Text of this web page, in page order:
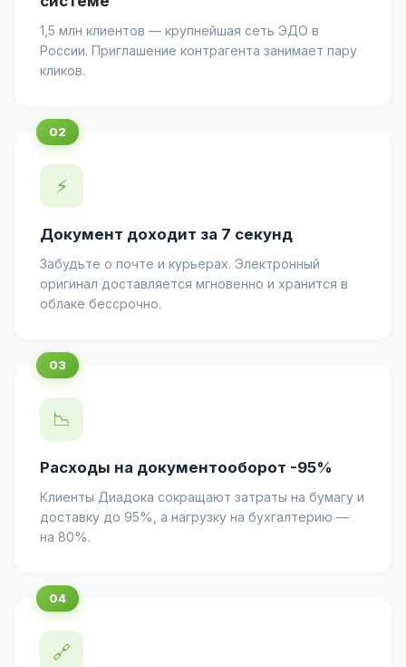
1,5 млн клиентов — крупнейшая сеть ЭДО в
России. Приглашение контрагента занимает пару
кликов.
⚡
Документ доходит за 7 секунд
Забудьте о почте и курьерах. Электронный
оригинал доставляется мгновенно и хранится в
облаке бессрочно.
📉
Расходы на документооборот -95%
Клиенты Диадока сокращают затраты на бумагу и
доставку до 95%, а нагрузку на бухгалтерию —
на 80%.
🔗